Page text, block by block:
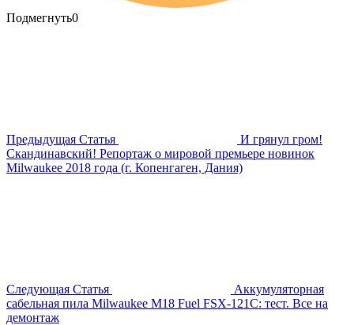
Подмегнуть0
Предыдущая Статья
И грянул гром!
Скандинавский! Репортаж о мировой премьере новинок
Milwaukee 2018 года (г. Копенгаген, Дания)
Следующая Статья
Аккумуляторная
сабельная пила Milwaukee M18 Fuel FSX-121C: тест. Все на
демонтаж